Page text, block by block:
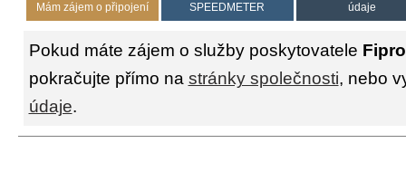
Mám zájem o připojení
SPEEDMETER
údaje
Pokud máte zájem o služby poskytovatele
pokračujte přímo na stránky společnosti, nebo
údaje.